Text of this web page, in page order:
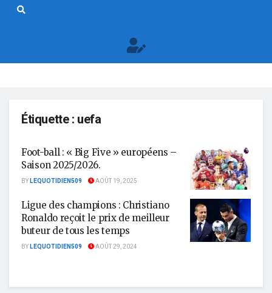
Étiquette : uefa
Foot-ball : « Big Five » européens –
Saison 2025/2026.
BYLEQUOTIDIEN509 AOÛT 19, 2025
Ligue des champions : Christiano
Ronaldo reçoit le prix de meilleur
buteur de tous les temps
BYLEQUOTIDIEN509 AOÛT 29, 2024